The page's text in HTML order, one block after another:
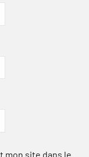
mon site dans le